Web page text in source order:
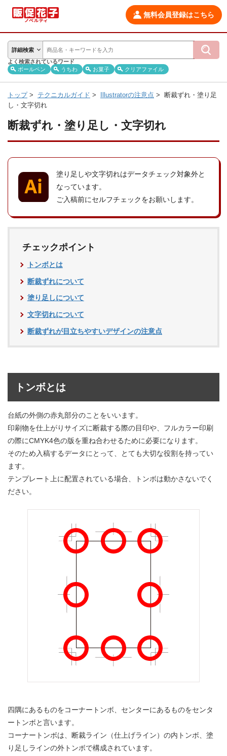
無料会員登録はこちら
詳細検索
よく検索されているワード
ボールペン
うちわ お菓子 クリアファイル
トップ> テクニカルガイド > Illustratorの注意点 >
断裁ずれ・塗り足
し・文字切れ
断裁ずれ・塗り足し・文字切れ
塗り足しや文字切れはデータチェック対象外と
なっています。
ご入稿前にセルフチェックをお願いします。
チェックポイント
トンボとは
断裁ずれについて
塗り足しについて
文字切れについて
断裁ずれが目立ちやすいデザインの注意点
トンボとは
台紙の外側の赤丸部分のことをいいます。
印刷物を仕上がりサイズに断裁する際の目印や、フルカラー印刷
の際にCMYK4色の版を重ね合わせるために必要になります。
そのため入稿するデータにとって、とても大切な役割を持ってい
ます。
テンプレート上に配置されている場合、トンボは動かさないでく
ださい。
四隅にあるものをコーナートンボ、センターにあるものをセンタ
ートンボと言います。
コーナートンボは、断裁ライン（仕上げライン）の内トンボ、塗
り足しラインの外トンボで構成されています。